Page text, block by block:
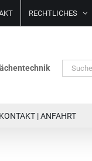
RECHTLICHES
Suche
nach:
KONTAKT | ANFAHRT